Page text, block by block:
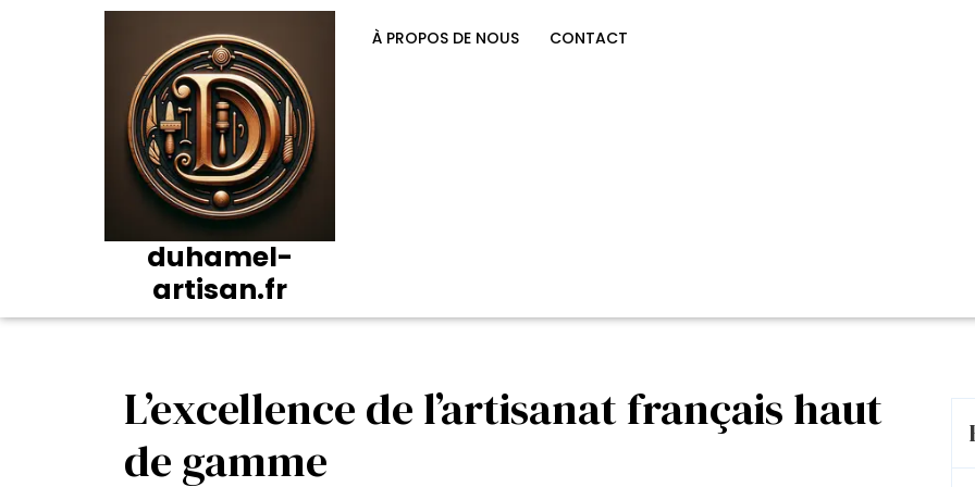
duhamel-
artisan.fr
À PROPOS DE NOUS CONTACT
L’excellence de l’artisanat français haut
de gamme